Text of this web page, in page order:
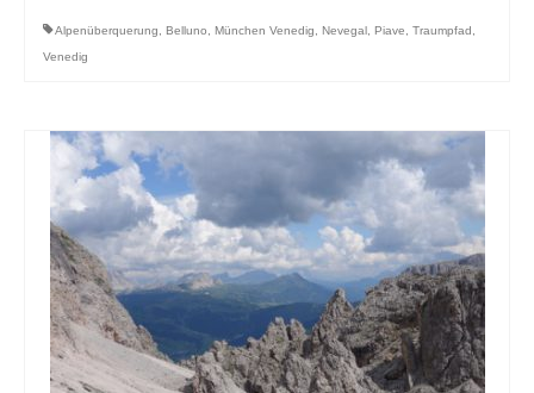
Alpenüberquerung, Belluno, München Venedig, Nevegal, Piave, Traumpfad,
Venedig